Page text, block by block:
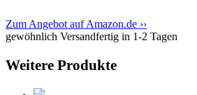
Zum Angebot auf Amazon.de ››
gewöhnlich Versandfertig in 1-2 Tagen
Weitere Produkte